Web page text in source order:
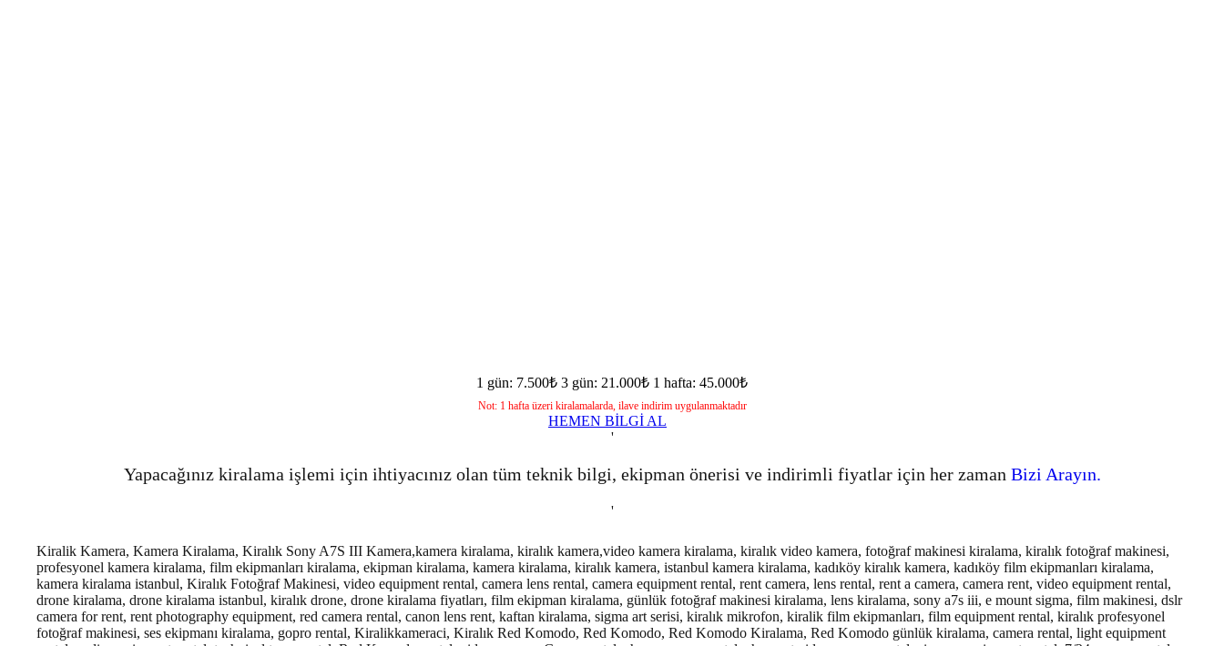
1 gün: 7.500₺ 3 gün: 21.000₺ 1 hafta: 45.000₺
Not: 1 hafta üzeri kiralamalarda, ilave indirim uygulanmaktadır
HEMEN BİLGİ AL
'
Yapacağınız kiralama işlemi için ihtiyacınız olan tüm teknik bilgi, ekipman önerisi ve indirimli fiyatlar için her zaman Bizi Arayın.
'
Kiralik Kamera, Kamera Kiralama, Kiralık Sony A7S III Kamera,kamera kiralama, kiralık kamera,video kamera kiralama, kiralık video kamera, fotoğraf makinesi kiralama, kiralık fotoğraf makinesi,
profesyonel kamera kiralama, film ekipmanları kiralama, ekipman kiralama, kamera kiralama, kiralık kamera, istanbul kamera kiralama, kadıköy kiralık kamera, kadıköy film ekipmanları kiralama,
kamera kiralama istanbul, Kiralık Fotoğraf Makinesi, video equipment rental, camera lens rental, camera equipment rental, rent camera, lens rental, rent a camera, camera rent, video equipment rental,
drone kiralama, drone kiralama istanbul, kiralık drone, drone kiralama fiyatları, film ekipman kiralama, günlük fotoğraf makinesi kiralama, lens kiralama, sony a7s iii, e mount sigma, film makinesi, dslr
camera for rent, rent photography equipment, red camera rental, canon lens rent, kaftan kiralama, sigma art serisi, kiralık mikrofon, kiralik film ekipmanları, film equipment rental, kiralık profesyonel
fotoğraf makinesi, ses ekipmanı kiralama, gopro rental, Kiralikkameraci, Kiralık Red Komodo, Red Komodo, Red Komodo Kiralama, Red Komodo günlük kiralama, camera rental, light equipment